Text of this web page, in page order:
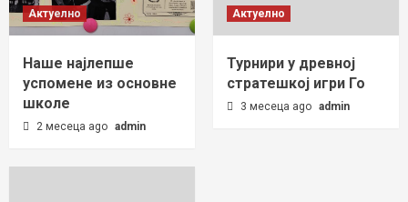
Актуелно
Наше најлепше
успомене из основне
школе
2 месеца ago admin
Актуелно
Турнири у древној
стратешкој игри Го
3 месеца ago admin